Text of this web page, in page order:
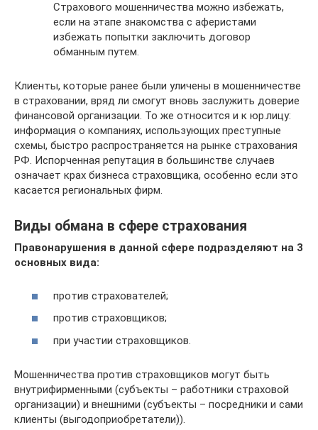
Страхового мошенничества можно избежать,
если на этапе знакомства с аферистами
избежать попытки заключить договор
обманным путем.
Клиенты, которые ранее были уличены в мошенничестве
в страховании, вряд ли смогут вновь заслужить доверие
финансовой организации. То же относится и к юр.лицу:
информация о компаниях, использующих преступные
схемы, быстро распространяется на рынке страхования
РФ. Испорченная репутация в большинстве случаев
означает крах бизнеса страховщика, особенно если это
касается региональных фирм.
Виды обмана в сфере страхования
Правонарушения в данной сфере подразделяют на 3
основных вида:
против страхователей;
против страховщиков;
при участии страховщиков.
Мошенничества против страховщиков могут быть
внутрифирменными (субъекты – работники страховой
организации) и внешними (субъекты – посредники и сами
клиенты (выгодоприобретатели)).